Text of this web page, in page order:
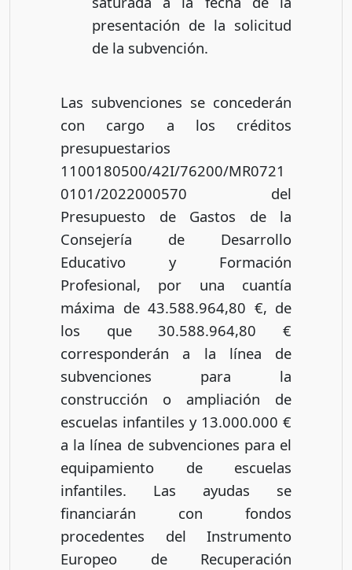
presentación de la solicitud
de la subvención.
Las subvenciones se concederán
con cargo a los créditos
presupuestarios
1100180500/42I/76200/MR0721
0101/2022000570 del
Presupuesto de Gastos de la
Consejería de Desarrollo
Educativo y Formación
Profesional, por una cuantía
máxima de 43.588.964,80 €, de
los que 30.588.964,80 €
corresponderán a la línea de
subvenciones para la
construcción o ampliación de
escuelas infantiles y 13.000.000 €
a la línea de subvenciones para el
equipamiento de escuelas
infantiles. Las ayudas se
financiarán con fondos
procedentes del Instrumento
Europeo de Recuperación